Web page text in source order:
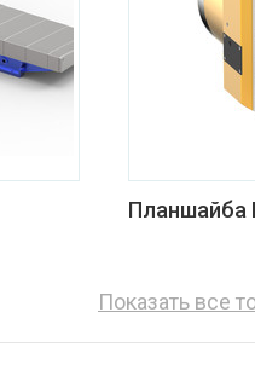
Планшайба
Показать все